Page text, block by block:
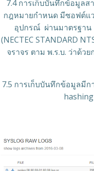
7.4 การเก็บบันทึกข้อมูลส
กฎหมายกำหนด มีซอฟต์แ
อุปกรณ์ ผ่านมาตรฐาน
(NECTEC STANDARD
จราจร ตาม พ.ร.บ. ว่าด้ว
7.5 การเก็บบันทึกข้อมูลมี